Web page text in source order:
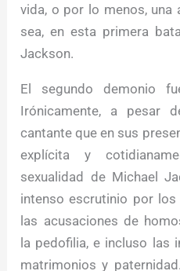
vida, o por lo menos, una
sea, en esta primera
Jackson.
El segundo demonio
Irónicamente, a pesar
cantante que en sus
explícita y
sexualidad de Michael
intenso escrutinio por
las acusaciones de
la pedofilia, e incluso las
matrimonios y